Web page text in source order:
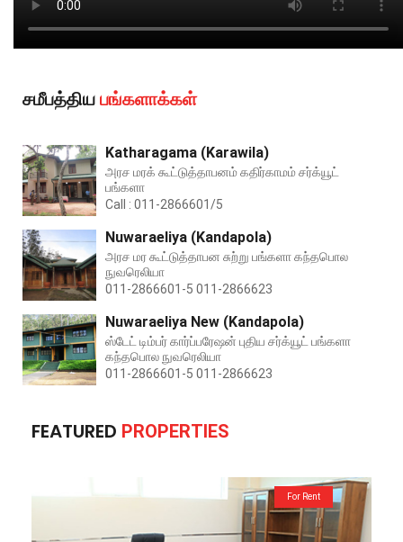
சமீபத்திய பங்களாக்கள்
Katharagama (Karawila)
அரச மரக் கூட்டுத்தாபனம் கதிர்காமம் சர்க்யூட்
பங்களா
Call : 011-2866601/5
Nuwaraeliya (Kandapola)
அரச மர கூட்டுத்தாபன சுற்று பங்களா கந்தபொல
நுவரெலியா
011-2866601-5 011-2866623
Nuwaraeliya New (Kandapola)
ஸ்டேட் டிம்பர் கார்ப்பரேஷன் புதிய சர்க்யூட் பங்களா
கந்தபொல நுவரெலியா
011-2866601-5 011-2866623
FEATURED PROPERTIES
For Rent